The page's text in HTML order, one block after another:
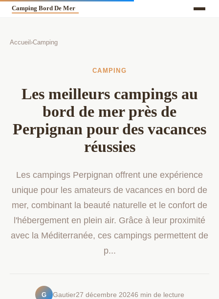
Accueil ›Camping
CAMPING
Les meilleurs campings au
bord de mer près de
Perpignan pour des vacances
réussies
Les campings Perpignan offrent une expérience
unique pour les amateurs de vacances en bord de
mer, combinant la beauté naturelle et le confort de
l'hébergement en plein air. Grâce à leur proximité
avec la Méditerranée, ces campings permettent de
p...
G Gautier27 décembre 20246 min de lecture